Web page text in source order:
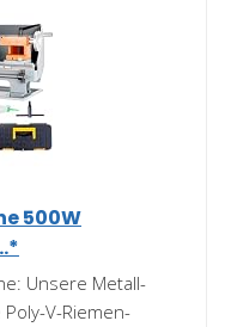
500W
Unsere Metall-
V-Riemen-